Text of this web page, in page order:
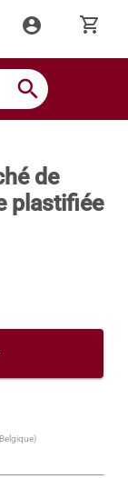
account_circle shopping_cart
search
de
plastifiée